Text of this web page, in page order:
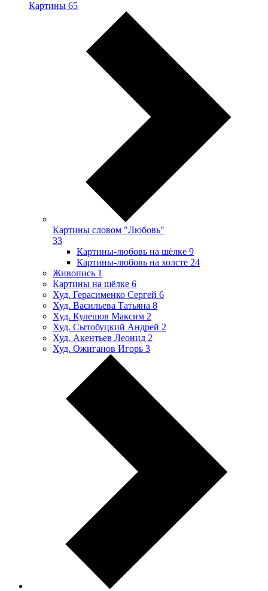
Картины 65
Картины словом "Любовь"
33
Картины-любовь на шёлке 9
Картины-любовь на холсте 24
Живопись 1
Картины на шёлке 6
Худ. Герасименко Сергей 6
Худ. Васильева Татьяна 8
Худ. Кулешов Максим 2
Худ. Сытобуцкий Андрей 2
Худ. Акентьев Леонид 2
Худ. Ожиганов Игорь 3